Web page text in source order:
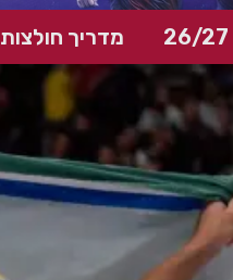
מדריך חולצות